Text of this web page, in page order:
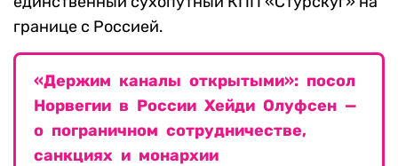
границе с Россией.
«Держим каналы открытыми»: посол
Норвегии в России Хейди Олуфсен —
о пограничном сотрудничестве,
санкциях и монархии